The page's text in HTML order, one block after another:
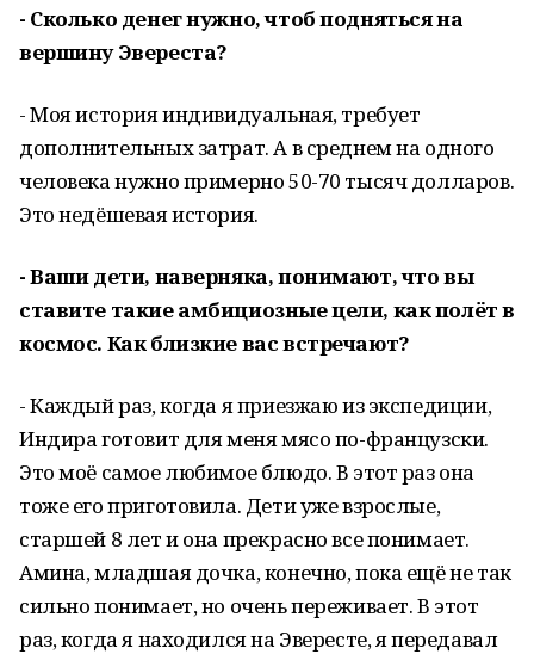
- Сколько денег нужно, чтоб подняться на
вершину Эвереста?
- Моя история индивидуальная, требует
дополнительных затрат. А в среднем на одного
человека нужно примерно 50-70 тысяч долларов.
Это недёшевая история.
- Ваши дети, наверняка, понимают, что вы
ставите такие амбициозные цели, как полёт в
космос. Как близкие вас встречают?
- Каждый раз, когда я приезжаю из экспедиции,
Индира готовит для меня мясо по-французски.
Это моё самое любимое блюдо. В этот раз она
тоже его приготовила. Дети уже взрослые,
старшей 8 лет и она прекрасно все понимает.
Амина, младшая дочка, конечно, пока ещё не так
сильно понимает, но очень переживает. В этот
раз, когда я находился на Эвересте, я передавал